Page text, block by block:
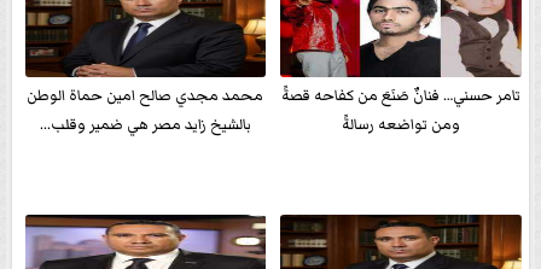
تامر حسني… فنانٌ صَنَعَ من كفاحه قصةً
ومن تواضعه رسالةً
محمد مجدي صالح امين حماة الوطن
بالشيخ زايد مصر هي ضمير وقلب...